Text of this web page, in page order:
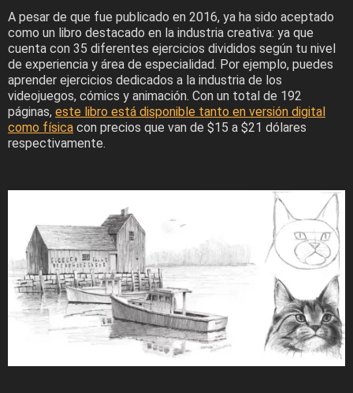
A pesar de que fue publicado en 2016, ya ha sido aceptado
como un libro destacado en la industria creativa: ya que
cuenta con 35 diferentes ejercicios divididos según tu nivel
de experiencia y área de especialidad. Por ejemplo, puedes
aprender ejercicios dedicados a la industria de los
videojuegos, cómics y animación. Con un total de 192
páginas, este libro está disponible tanto en versión digital
como física con precios que van de $15 a $21 dólares
respectivamente.